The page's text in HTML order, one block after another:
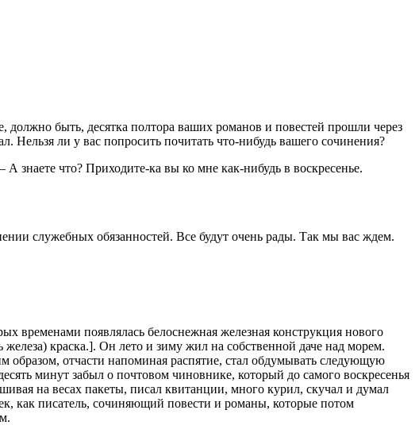
быть, десятка полтора ваших романов и повестей прошли через
Нельзя ли у вас попросить почитать что-нибудь вашего сочинения?
что? Приходите-ка вы ко мне как-нибудь в воскресенье.
служебных обязанностей. Все будут очень рады. Так мы вас ждем.
временами появлялась белоснежная железная конструкция нового
краска.]. Он лето и зиму жил на собственной даче над морем.
образом, отчасти напоминая распятие, стал обдумывать следующую
минут забыл о почтовом чиновнике, который до самого воскресенья
на весах пакеты, писал квитанции, много курил, скучал и думал
как писатель, сочиняющий повести и романы, которые потом